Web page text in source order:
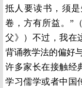
抵人要读书，须
卷，方有所益。”
父》）不过，我在
背诵教学法的偏好
许多家长在接触经
学习儒学或者中国